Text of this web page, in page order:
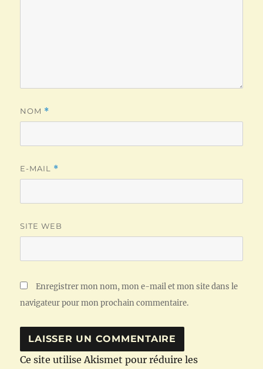
NOM *
E-MAIL *
SITE WEB
Enregistrer mon nom, mon e-mail et mon site dans le
navigateur pour mon prochain commentaire.
Ce site utilise Akismet pour réduire les